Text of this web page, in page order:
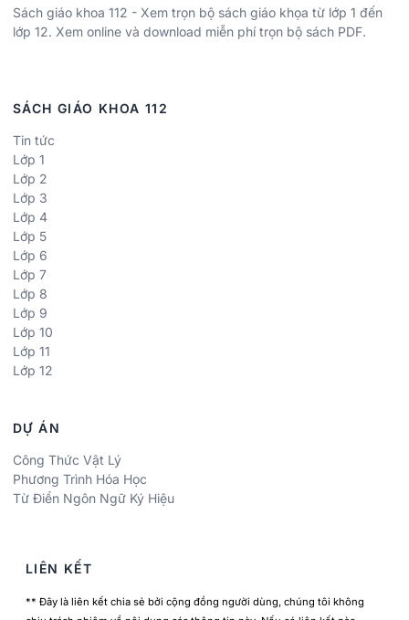
Sách giáo khoa 112 - Xem trọn bộ sách giáo khọa từ lớp 1 đến
lớp 12. Xem online và download miễn phí trọn bộ sách PDF.
SÁCH GIÁO KHOA 112
Tin tức
Lớp 1
Lớp 2
Lớp 3
Lớp 4
Lớp 5
Lớp 6
Lớp 7
Lớp 8
Lớp 9
Lớp 10
Lớp 11
Lớp 12
DỰ ÁN
Công Thức Vật Lý
Phương Trình Hóa Học
Từ Điển Ngôn Ngữ Ký Hiệu
LIÊN KẾT
** Đây là liên kết chia sẻ bởi cộng đồng người dùng, chúng tôi không